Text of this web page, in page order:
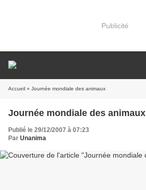
Publicité
Accueil » Journée mondiale des animaux
Journée mondiale des animaux
Publié le 29/12/2007 à 07:23
Par Unanima